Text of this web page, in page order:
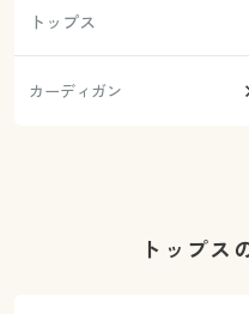
トップス
カーディガン
トップス